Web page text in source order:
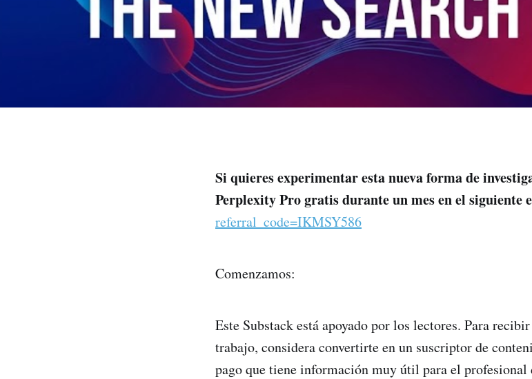
Si quieres experimentar esta nueva forma de
Perplexity Pro gratis durante un mes en el siguiente
referral_code=IKMSY586
Comenzamos:
Este Substack está apoyado por los lectores. Para
trabajo, considera convertirte en un suscriptor de
pago que tiene información muy útil para el profesional